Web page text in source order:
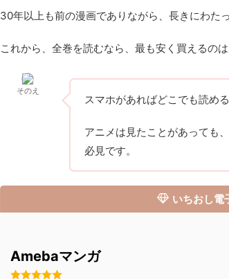
30年以上も前の漫画でありながら、長きにわた
これから、全巻を読むなら、最も安く買えるのは
そのえ
スマホがあればどこでも読め
アニメは見たことがあっても
必見です。
いちおし電
Amebaマンガ